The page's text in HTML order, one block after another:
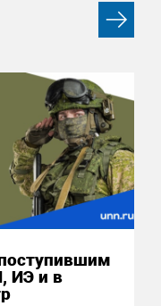
ИЭ и в